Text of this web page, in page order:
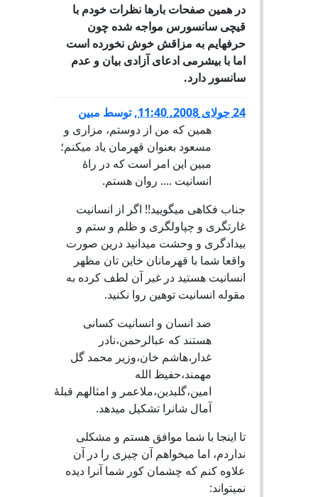
در همین صفحات بارها نظرات خودم با
قیچی سانسورس مواجه شده چون
حرفهایم به مزاقش خوش نخورده است
اما با بیشرمی ادعای آزادی بیان و عدم
سانسور دارد.
24 جولای 2008, 11:40 ,توسط مبین
همین که من از دوستم، مزاری و
مسعود بعنوان قهرمان یاد میکنم؛
مبین این امر است که در راۀ
انسانیت .... روان هستم.
جناب فکاهی میگویید!! اگر از انسانیت
غارتگری و چپاولگری و ظلم و ستم و
بیدادگری و وحشت میدانید درین صورت
واقعا شما با قهرمانان خاین تان مظهر
انسانیت هستید در غیر آن لطف کرده به
مقوله انسانیت توهین روا نکنید.
ضد انسان و انسانیت کسانی
هستند که عبالرحمن،نادر
غدار،هاشم خان،وزیر محمد گل
مهمند،حفیظ الله
امین،گلبدین،ملاعمر و امثالهم قبلۀ
آمال شانرا تشکیل میدهد.
تا اینجا با شما موافق هستم و مشکلی
نداردم، اما میخواهم آن چیزی را در آن
علاوه کنم که چشمان کور شما آنرا دیده
نمیتواند: